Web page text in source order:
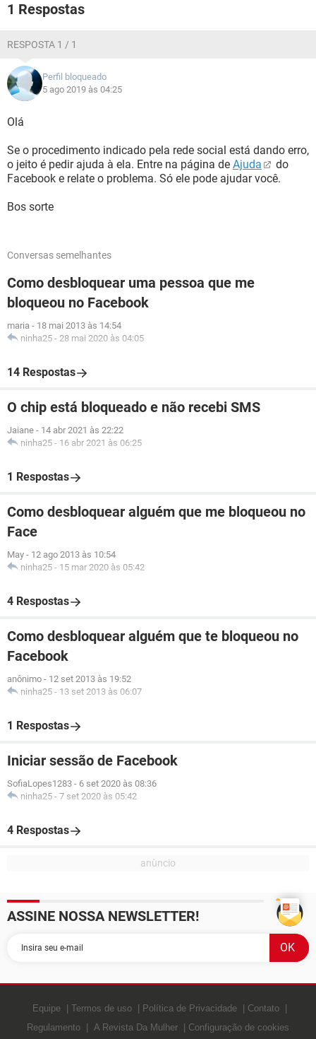
1 Respostas
RESPOSTA 1 / 1
Perfil bloqueado
5 ago 2019 às 04:25
Olá
Se o procedimento indicado pela rede social está dando erro,
o jeito é pedir ajuda à ela. Entre na página de Ajuda
do
Facebook e relate o problema. Só ele pode ajudar você.
Bos sorte
Conversas semelhantes
Como desbloquear uma pessoa que me
bloqueou no Facebook
maria - 18 mai 2013 às 14:54
ninha25 - 28 mai 2020 às 04:05
14 Respostas
O chip está bloqueado e não recebi SMS
Jaiane - 14 abr 2021 às 22:22
ninha25 - 16 abr 2021 às 06:25
1 Respostas
Como desbloquear alguém que me bloqueou no
Face
May - 12 ago 2013 às 10:54
ninha25 - 15 mar 2020 às 05:42
4 Respostas
Como desbloquear alguém que te bloqueou no
Facebook
anônimo - 12 set 2013 às 19:52
ninha25 - 13 set 2013 às 06:07
1 Respostas
Iniciar sessão de Facebook
SofiaLopes1283 - 6 set 2020 às 08:36
ninha25 - 7 set 2020 às 05:42
4 Respostas
ASSINE NOSSA NEWSLETTER!
Equipe Termos de uso Política de Privacidade
Contato
Regulamento
A Revista Da Mulher Configuração de cookies